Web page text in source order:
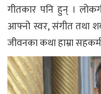
गीतकार पनि हुन् ।
आफ्नो स्वर, संगीत तथा
जीवनका कथा हाम्रा